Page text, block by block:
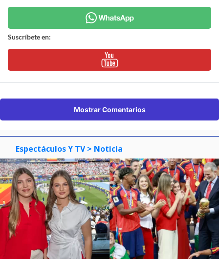
Suscríbete en:
Mostrar Comentarios
Espectáculos Y TV > Noticia